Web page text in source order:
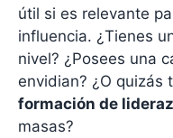
útil si es relevante
influencia. ¿Tienes
nivel? ¿Posees una
envidian? ¿O quizás
formación de
masas?